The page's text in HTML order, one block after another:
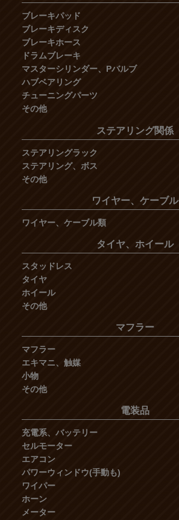
ブレーキパッド
ブレーキディスク
ブレーキホース
ドラムブレーキ
マスターシリンダー、Pバルブ
ハブベアリング
チューニングパーツ
その他
ステアリング関係
ステアリングラック
ステアリング、ボス
その他
ワイヤー、ケーブル
ワイヤー、ケーブル類
タイヤ、ホイール
スタッドレス
タイヤ
ホイール
その他
マフラー
マフラー
エキマニ、触媒
小物
その他
電装品
充電系、バッテリー
セルモーター
エアコン
パワーウィンドウ(手動も)
ワイパー
ホーン
メーター